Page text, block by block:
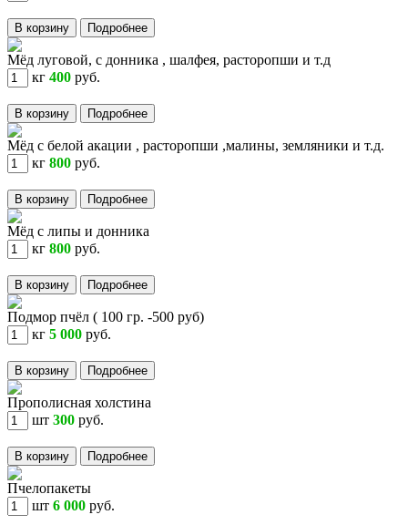
В корзину Подробнее
Мёд луговой, с донника , шалфея, расторопши и т.д
кг 400 руб.
В корзину Подробнее
Мёд с белой акации , расторопши ,малины, земляники и т.д.
кг 800 руб.
В корзину Подробнее
Мёд с липы и донника
кг 800 руб.
В корзину Подробнее
Подмор пчёл ( 100 гр. -500 руб)
кг 5 000 руб.
В корзину Подробнее
Прополисная холстина
шт 300 руб.
В корзину Подробнее
Пчелопакеты
шт 6 000 руб.